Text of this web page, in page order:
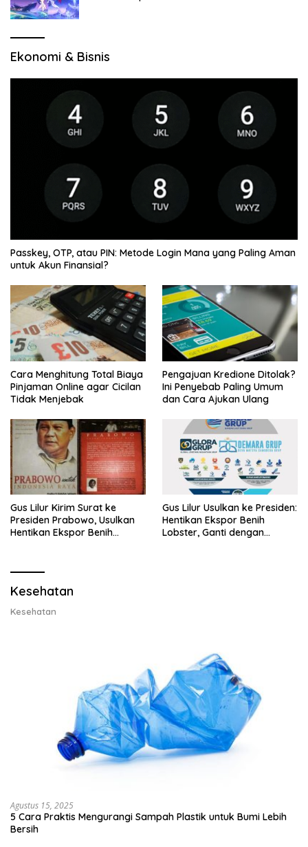
Ekonomi & Bisnis
Passkey, OTP, atau PIN: Metode Login Mana yang Paling Aman
untuk Akun Finansial?
Cara Menghitung Total Biaya
Pinjaman Online agar Cicilan
Tidak Menjebak
Pengajuan Kredione Ditolak?
Ini Penyebab Paling Umum
dan Cara Ajukan Ulang
Gus Lilur Kirim Surat ke
Presiden Prabowo, Usulkan
Hentikan Ekspor Benih
Gus Lilur Usulkan ke Presiden:
Hentikan Ekspor Benih
Lobster, Ganti dengan
Kesehatan
Kesehatan
Agustus 15, 2025
5 Cara Praktis Mengurangi Sampah Plastik untuk Bumi Lebih
Bersih